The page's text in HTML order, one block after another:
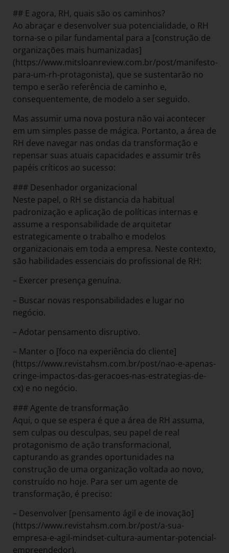
## E agora, RH, quais são os caminhos?
Ao abraçar e desenvolver sua potencialidade, o RH
torna-se o pilar fundamental para a [construção de
organizações mais humanizadas]
(https://www.mitsloanreview.com.br/post/manifesto-
para-um-rh-protagonista), que se sustentarão no
tempo e serão referência de caminho e,
consequentemente, de modelo a ser seguido.
Mas assumir uma nova postura não vai acontecer
em um simples passe de mágica. Portanto, a área de
RH deve navegar nas ondas da transformação e
repensar suas atuais capacidades e assumir três
papéis críticos ao sucesso:
### Desenhador organizacional
Neste papel, o RH se distancia da habitual
padronização e aplicação de políticas internas e
assume a responsabilidade de arquitetar
estrategicamente o trabalho e modelos
organizacionais em toda a empresa. Neste contexto,
são habilidades essenciais do profissional de RH:
– Exercer presença genuína.
– Buscar novas responsabilidades e lugar no
negócio.
– Adotar pensamento disruptivo.
– Manter o [foco na experiência do cliente]
(https://www.revistahsm.com.br/post/nao-e-apenas-
cringe-impactos-das-geracoes-nas-estrategias-de-
cx) e no negócio.
### Agente de transformação
Aqui, o que se espera é que a área de RH assuma,
sem culpas ou desculpas, seu papel de real
protagonismo de ação transformacional,
capturando as grandes oportunidades na
construção de uma organização voltada ao novo,
construído no hoje. Para ser um agente de
transformação, é preciso:
– Desenvolver [pensamento ágil e de inovação]
(https://www.revistahsm.com.br/post/a-sua-
empresa-e-agil-mindset-cultura-aumentar-potencial-
empreendedor).